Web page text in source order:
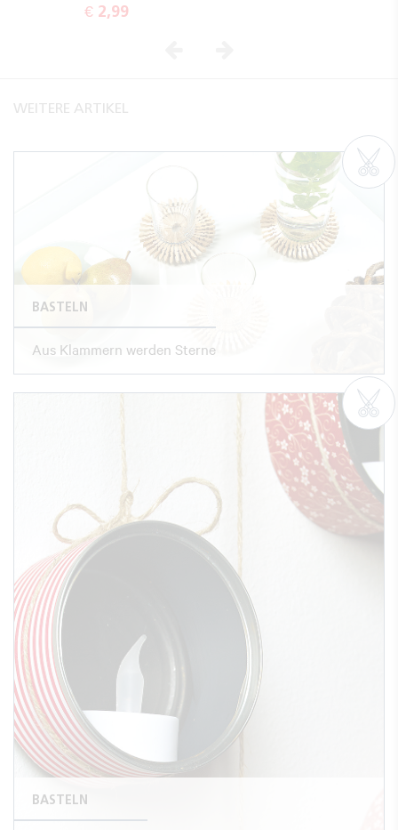
€ 2,99
WEITERE ARTIKEL
BASTELN
Aus Klammern werden Sterne
BASTELN